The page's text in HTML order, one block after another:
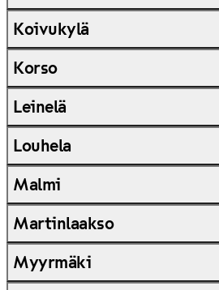
Koivukylä
Korso
Leinelä
Louhela
Malmi
Martinlaakso
Myyrmäki